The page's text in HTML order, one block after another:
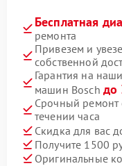
Бесплатная
ремонта
Привезем и
собственной
Гарантия на
машин Bosch до
Срочный
течении часа
Скидка для вас
Получите 1500
Оригинальные